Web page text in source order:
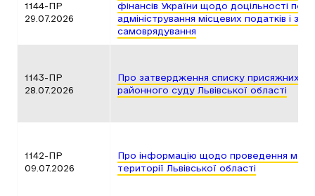
1144-ПР
29.07.2026
фінансів України щодо доцільності
адміністрування місцевих податків і
самоврядування
1143-ПР
28.07.2026
Про затвердження списку присяжних
районного суду Львівської області
1142-ПР
09.07.2026
Про інформацію щодо проведення
території Львівської області